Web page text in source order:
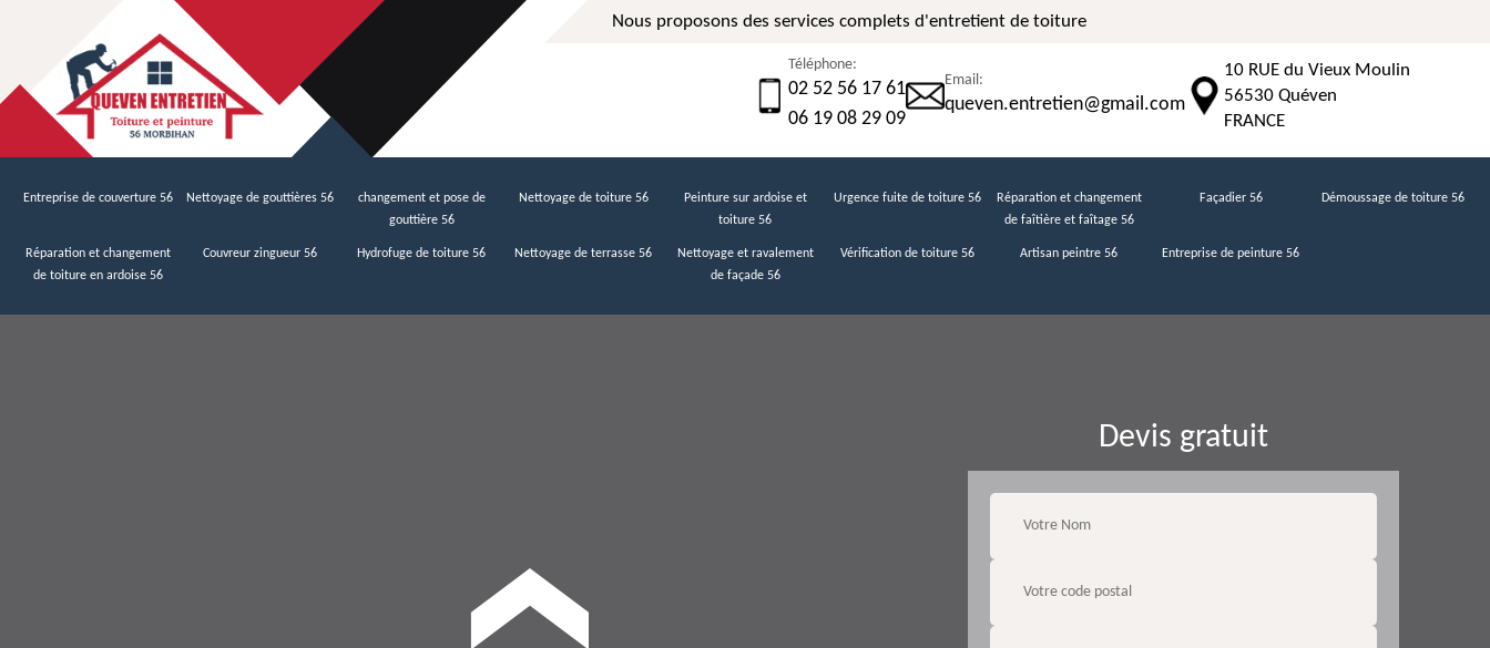
Nous proposons des services complets d'entretient de toiture
Téléphone:
02 52 56 17 61
06 19 08 29 09
Email:
queven.entretien@gmail.com
10 RUE du Vieux Moulin
56530 Quéven
FRANCE
Entreprise de couverture 56 Nettoyage de gouttières 56
changement et pose de
gouttière 56
Nettoyage de toiture 56
Peinture sur ardoise et
toiture 56
Urgence fuite de toiture 56
Réparation et changement
de faîtière et faîtage 56
Façadier 56 Démoussage de toiture 56
Réparation et changement
de toiture en ardoise 56
Couvreur zingueur 56 Hydrofuge de toiture 56 Nettoyage de terrasse 56
Nettoyage et ravalement
de façade 56
Vérification de toiture 56 Artisan peintre 56 Entreprise de peinture 56
Devis gratuit